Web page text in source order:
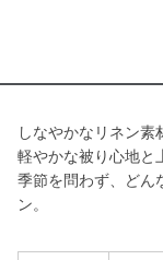
しなやかなリネン素
軽やかな被り心地と
季節を問わず、どん
ン。